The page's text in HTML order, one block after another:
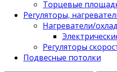
Торцевые
Регуляторы,
Нагреватели/
Регуляторы
Подвесные потолки